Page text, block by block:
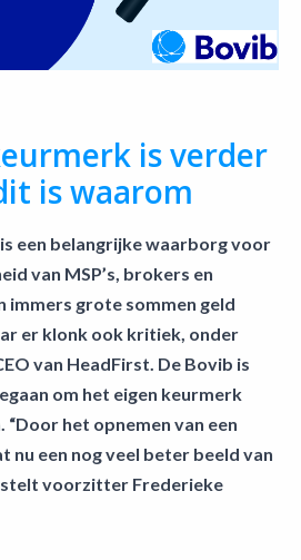
is verder
is waarom
een belangrijke waarborg voor
van MSP’s, brokers en
immers grote sommen geld
er klonk ook kritiek, onder
van HeadFirst. De Bovib is
om het eigen keurmerk
het opnemen van een
nu een nog veel beter beeld van
stelt voorzitter Frederieke